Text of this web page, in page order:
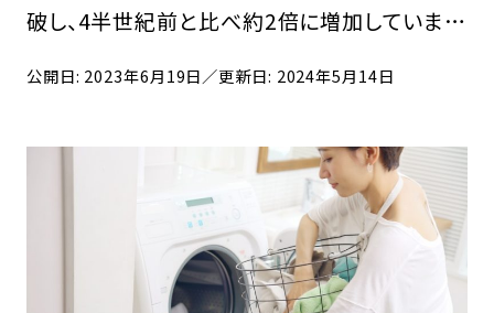
破し、4半世紀前と比べ約2倍に増加していま
とや、アレルギー対策に使用する人が増えたこ
公開日: 2023年6月19日／更新日: 2024年5月14日